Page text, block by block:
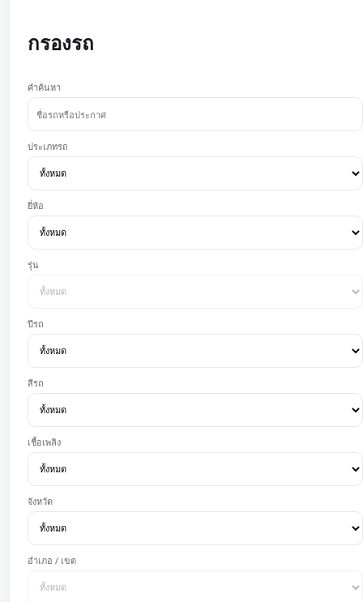
กรองรถ
คำค้นหา
ประเภทรถ
ยี่ห้อ
รุ่น
ปีรถ
สีรถ
เชื้อเพลิง
จังหวัด
อำเภอ / เขต